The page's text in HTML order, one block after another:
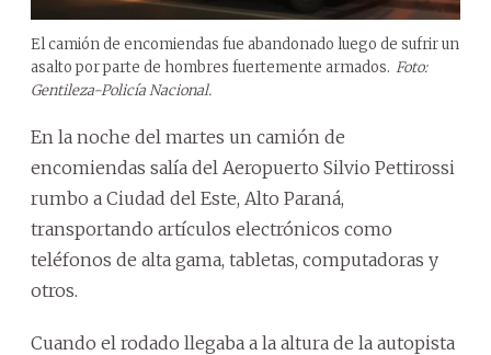
El camión de encomiendas fue abandonado luego de sufrir un
asalto por parte de hombres fuertemente armados. Foto:
Gentileza-Policía Nacional.
En la noche del martes un camión de
encomiendas salía del Aeropuerto Silvio Pettirossi
rumbo a Ciudad del Este, Alto Paraná,
transportando artículos electrónicos como
teléfonos de alta gama, tabletas, computadoras y
otros.
Cuando el rodado llegaba a la altura de la autopista